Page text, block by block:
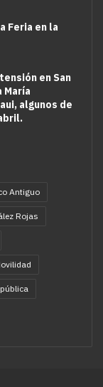
Feria en la
en San
algunos de
Antiguo
Rojas